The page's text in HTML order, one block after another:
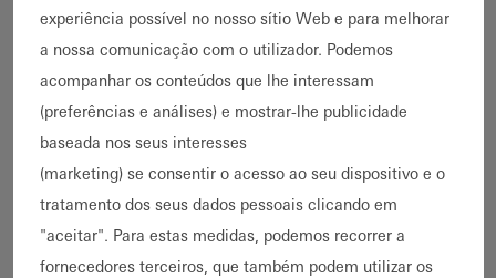
Destaque
Construção novaReabilitação
Ampliação de edifíciosDescarbonização
Economia circularEficiência energética
Casa passiva
Cradle-to-Cradle
Proteção contra incêndios
Proteção contra fumoAlta segurança
experiência possível no nosso sítio Web e para melhorar
a nossa comunicação com o utilizador. Podemos
acompanhar os conteúdos que lhe interessam
(preferências e análises) e mostrar-lhe publicidade
baseada nos seus interesses
(marketing) se consentir o acesso ao seu dispositivo e o
tratamento dos seus dados pessoais clicando em
"aceitar". Para estas medidas, podemos recorrer a
fornecedores terceiros, que também podem utilizar os